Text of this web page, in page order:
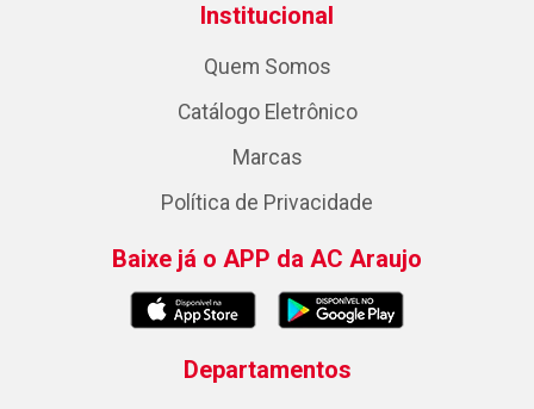
Institucional
Quem Somos
Catálogo Eletrônico
Marcas
Política de Privacidade
Baixe já o APP da AC Araujo
Departamentos